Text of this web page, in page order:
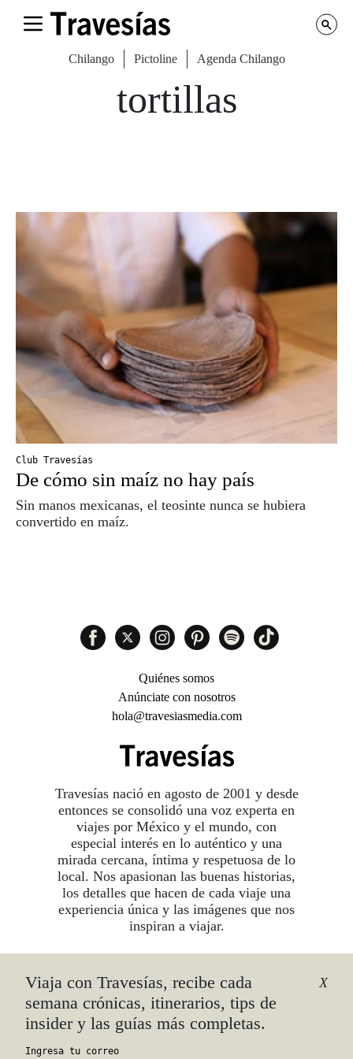
Chilango Pictoline Agenda Chilango
tortillas
Club Travesías
De cómo sin maíz no hay país
Sin manos mexicanas, el teosinte nunca se hubiera
convertido en maíz.
Viaja con Travesías, recibe cada
semana crónicas, itinerarios, tips de
insider y las guías más completas.
X
Travesías nació en agosto de 2001 y desde
entonces se consolidó una voz experta en
viajes por México y el mundo, con
especial interés en lo auténtico y una
mirada cercana, íntima y respetuosa de lo
local. Nos apasionan las buenas historias,
los detalles que hacen de cada viaje una
experiencia única y las imágenes que nos
inspiran a viajar.
Quiénes somos
Anúnciate con nosotros
hola@travesiasmedia.com
©2026 DERECHOS RESERVADOS.
TRAVESÍAS ES UNA MARCA REGISTRADA
AVISO DE PRIVACIDAD